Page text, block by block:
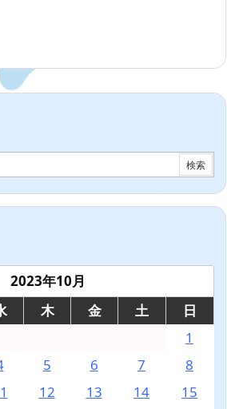
2023年10月
木 金 土
日
1
5 6 7
8
12 13 14
15